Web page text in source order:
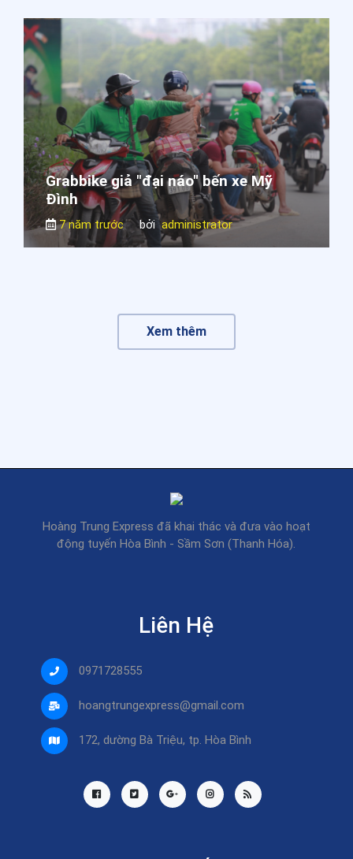
Grabbike giả "đại náo" bến xe Mỹ
Đình
7 năm trước bởi administrator
Xem thêm
Hoàng Trung Express đã khai thác và đưa vào hoạt
động tuyến Hòa Bình - Sầm Sơn (Thanh Hóa).
Liên Hệ
0971728555
hoangtrungexpress@gmail.com
172, dường Bà Triệu, tp. Hòa Bình